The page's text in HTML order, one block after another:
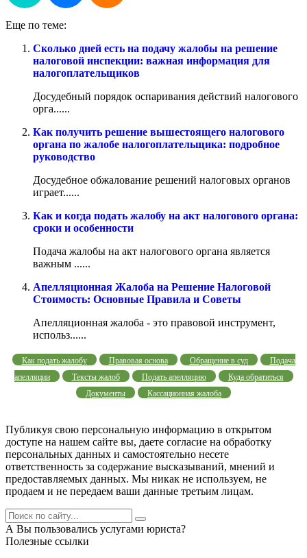
Еще по теме:
Сколько дней есть на подачу жалобы на решение
налоговой инспекции: важная информация для
налогоплательщиков
Досудебный порядок оспаривания действий налогового
орга......
Как получить решение вышестоящего налогового
органа по жалобе налогоплательщика: подробное
руководство
Досудебное обжалование решений налоговых органов
играет......
Как и когда подать жалобу на акт налогового органа:
сроки и особенности
Подача жалобы на акт налогового органа является
важным ......
Апелляционная Жалоба на Решение Налоговой
Стоимость: Основные Правила и Советы
Апелляционная жалоба - это правовой инструмент,
использ......
Как подать жалобу Правовая основа Обращение в суд
Подача
апелляции
Тексты жалоб Подать апелляцию
Куда обратиться
Документы
Кассационная жалоба
Публикуя свою персональную информацию в открытом
доступе на нашем сайте вы, даете согласие на обработку
персональных данных и самостоятельно несете
ответственность за содержание высказываний, мнений и
предоставляемых данных. Мы никак не используем, не
продаем и не передаем ваши данные третьим лицам.
А Вы пользовались услугами юриста?
Полезные ссылки